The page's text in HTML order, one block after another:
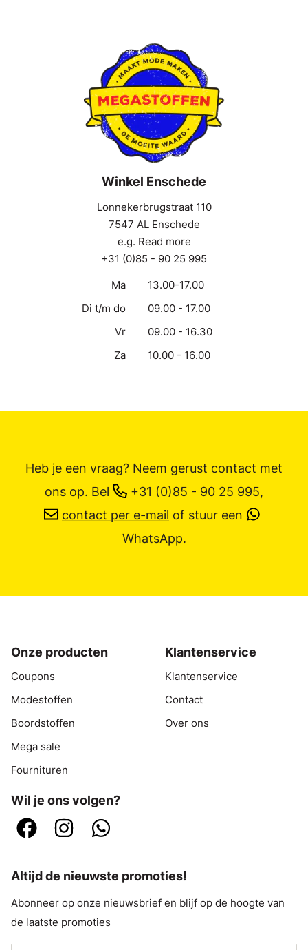
Winkel Enschede
Lonnekerbrugstraat 110
7547 AL Enschede
e.g. Read more
+31 (0)85 - 90 25 995
Ma
13.00-17.00
Di t/m do
09.00 - 17.00
Vr
09.00 - 16.30
Za
10.00 - 16.00
Heb je een vraag? Neem gerust contact met
ons op. Bel +31 (0)85 - 90 25 995,
contact per e-mail of stuur een
WhatsApp.
Onze producten
Coupons
Modestoffen
Boordstoffen
Mega sale
Fournituren
Klantenservice
Klantenservice
Contact
Over ons
Wil je ons volgen?
Altijd de nieuwste promoties!
Abonneer op onze nieuwsbrief en blijf op de hoogte van
de laatste promoties